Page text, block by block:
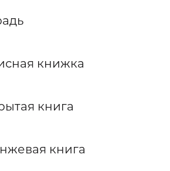
книжка
книга
книга